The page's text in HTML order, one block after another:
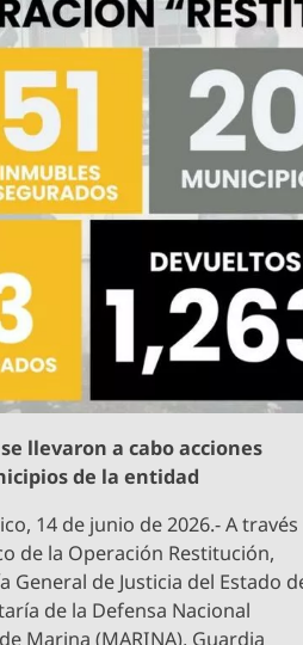
llevaron a cabo acciones
de la entidad
14 de junio de 2026.- A través
de la Operación Restitución,
General de Justicia del Estado
de la Defensa Nacional
Marina (MARINA), Guardia